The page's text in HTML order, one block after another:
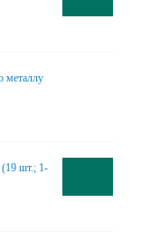
металлу
(19 шт.; 1-